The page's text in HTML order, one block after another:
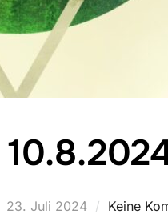
Veröffentlicht
23. Juli 2024 Keine